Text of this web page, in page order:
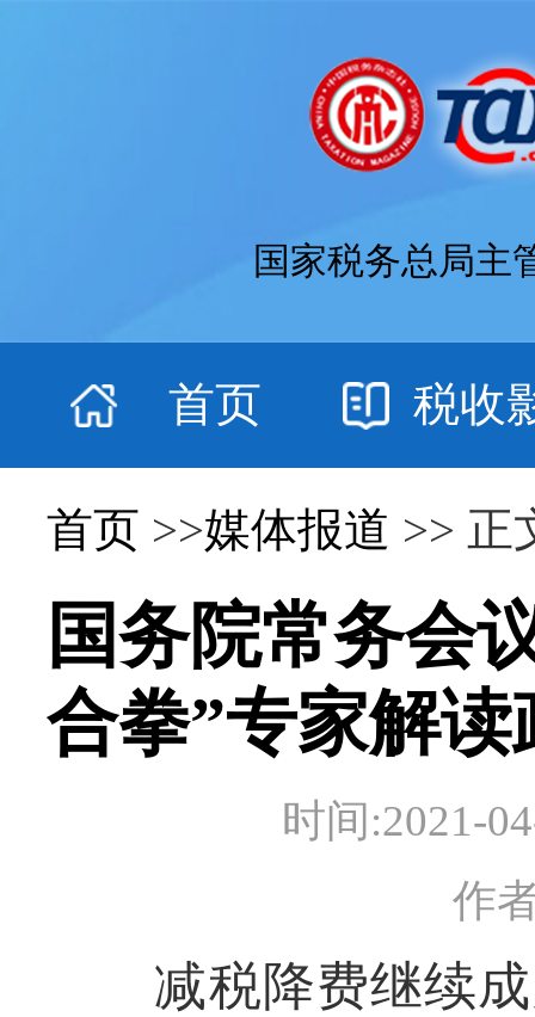
国家税务总局主
首页 税收
首页 >>媒体报道 >> 正
国务院常务会
合拳”专家解
时间:2021-
作
减税降费继续成